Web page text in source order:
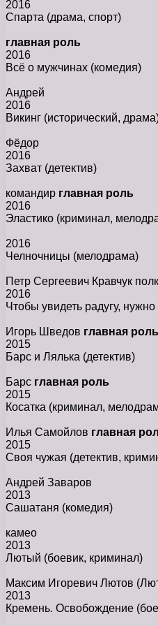
2016
Спарта (драма, спорт)
главная роль
2016
Всё о мужчинах (комедия)
Андрей
2016
Викинг (исторический,
Фёдор
2016
Захват (детектив)
командир главная роль
2016
Эластико (криминал,
2016
Челночницы (мелодрама)
Петр Сергеевич Кравчук
2016
Чтобы увидеть радугу,
Игорь Шведов главная роль
2015
Барс и Лялька (детектив)
Барс главная роль
2015
Косатка (криминал,
Илья Самойлов главная
2015
Своя чужая (детектив,
Андрей Заваров
2013
Сашатаня (комедия)
камео
2013
Лютый (боевик, криминал)
Максим Игоревич Лютов
2013
Кремень. Освобождение